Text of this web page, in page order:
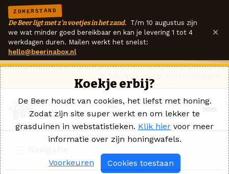
ZOMERSTAND
De Beer ligt met z'n voetjes in het zand. T/m 10 augustus zijn
we wat minder goed bereikbaar en kan je levering 1 tot 4
werkdagen duren. Mailen werkt het snelst:
hello@beerinabox.nl
×
Koekje erbij?
De Beer houdt van cookies, het liefst met honing.
Zodat zijn site super werkt en om lekker te
grasduinen in webstatistieken. Klik hier voor meer
informatie over zijn honingwafels.
Voorkeuren Cookies toestaan